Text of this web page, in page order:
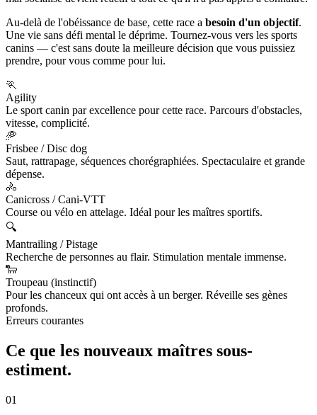
Au-delà de l'obéissance de base, cette race a besoin d'un objectif.
Une vie sans défi mental le déprime. Tournez-vous vers les sports
canins — c'est sans doute la meilleure décision que vous puissiez
prendre, pour vous comme pour lui.
🏃
Agility
Le sport canin par excellence pour cette race. Parcours d'obstacles,
vitesse, complicité.
🥏
Frisbee / Disc dog
Saut, rattrapage, séquences chorégraphiées. Spectaculaire et grande
dépense.
🚴
Canicross / Cani-VTT
Course ou vélo en attelage. Idéal pour les maîtres sportifs.
🔍
Mantrailing / Pistage
Recherche de personnes au flair. Stimulation mentale immense.
🐑
Troupeau (instinctif)
Pour les chanceux qui ont accès à un berger. Réveille ses gènes
profonds.
Erreurs courantes
Ce que les nouveaux maîtres sous-
estiment.
01